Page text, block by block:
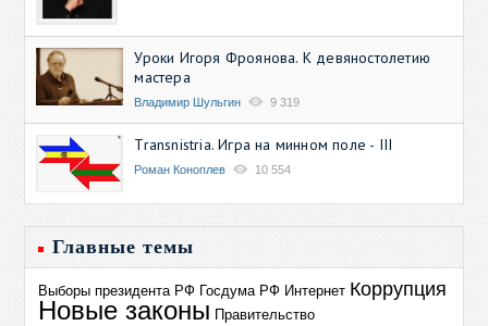
Уроки Игоря Фроянова. К девяностолетию
мастера
Владимир Шульгин 9 319
Transnistria. Игра на минном поле - III
Роман Коноплев 10 554
Главные темы
Выборы президента РФ Госдума РФ Интернет Коррупция
Новые законы Правительство